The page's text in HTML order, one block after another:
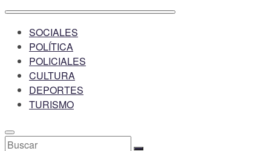
SOCIALES
POLÍTICA
POLICIALES
CULTURA
DEPORTES
TURISMO
Buscar